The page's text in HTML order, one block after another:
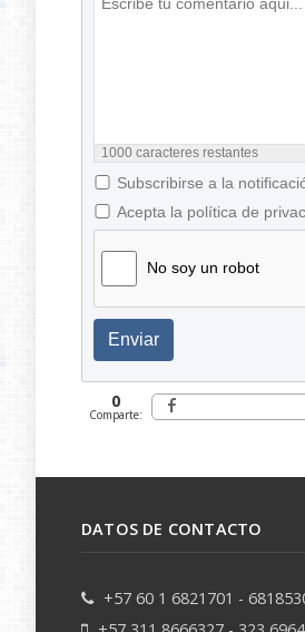
1000 caracteres restantes
Subscribirse a la
Acepta la política de
No soy un robot
Enviar
0
Comparte:
DATOS DE CONTACTO
+57 60 1 6821701 -